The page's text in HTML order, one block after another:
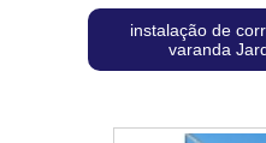
instalação de
varanda